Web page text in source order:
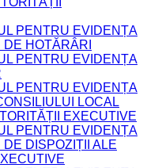
PENTRU EVIDENȚA
HOTĂRÂRI
PENTRU EVIDENȚA
PENTRU EVIDENȚA
LOCAL
EXECUTIVE
PENTRU EVIDENȚA
DISPOZIȚII ALE